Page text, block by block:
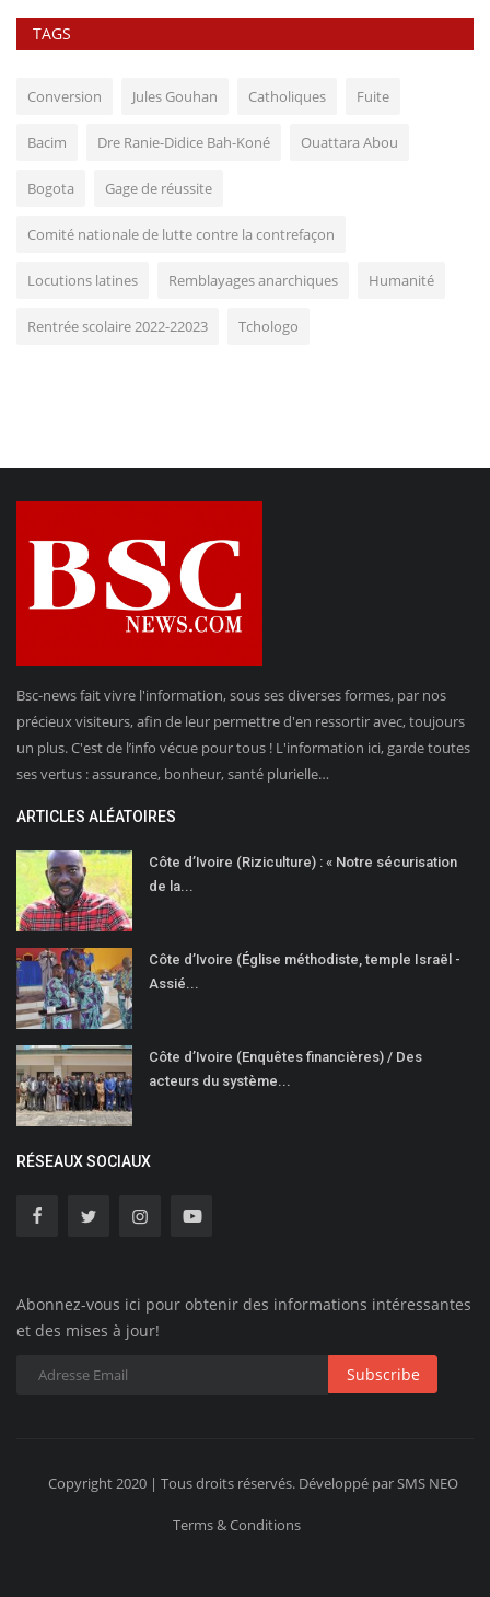
TAGS
Conversion Jules Gouhan Catholiques Fuite
Bacim Dre Ranie-Didice Bah-Koné Ouattara Abou
Bogota Gage de réussite
Comité nationale de lutte contre la contrefaçon
Locutions latines Remblayages anarchiques Humanité
Rentrée scolaire 2022-22023 Tchologo
Bsc-news fait vivre l'information, sous ses diverses formes, par nos
précieux visiteurs, afin de leur permettre d'en ressortir avec, toujours
un plus. C'est de l’info vécue pour tous ! L'information ici, garde toutes
ses vertus : assurance, bonheur, santé plurielle…
ARTICLES ALÉATOIRES
Côte d’Ivoire (Riziculture) : « Notre sécurisation
de la...
Côte d’Ivoire (Église méthodiste, temple Israël -
Assié...
Côte d’Ivoire (Enquêtes financières) / Des
acteurs du système...
RÉSEAUX SOCIAUX
Abonnez-vous ici pour obtenir des informations intéressantes
et des mises à jour!
Subscribe
Copyright 2020 | Tous droits réservés. Développé par SMS NEO
Terms & Conditions